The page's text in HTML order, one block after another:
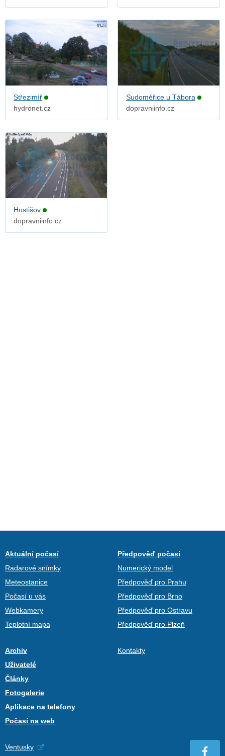
Střezimíř
hydronet.cz
Sudoměřice u Tábora
dopravniinfo.cz
Hostišov
dopravniinfo.cz
Aktuální počasí
Radarové snímky
Meteostanice
Počasí u vás
Webkamery
Teplotní mapa
Předpověď počasí
Numerický model
Předpověď pro Prahu
Předpověď pro Brno
Předpověď pro Ostravu
Předpověď pro Plzeň
Archiv
Uživatelé
Články
Fotogalerie
Aplikace na telefony
Počasí na web
Kontakty
Ventusky